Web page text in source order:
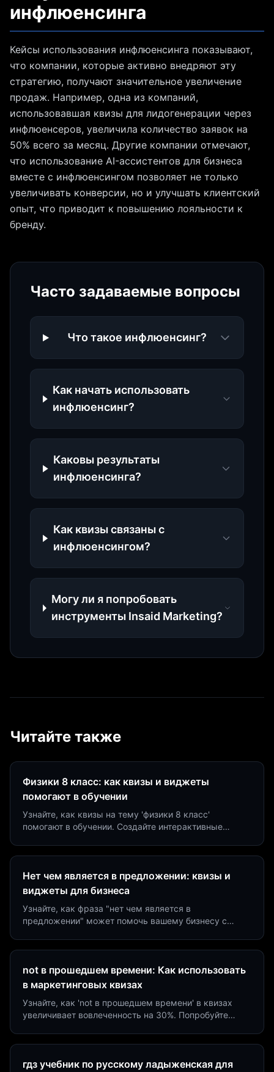
инфлюенсинга
Кейсы использования инфлюенсинга показывают,
что компании, которые активно внедряют эту
стратегию, получают значительное увеличение
продаж. Например, одна из компаний,
использовавшая квизы для лидогенерации через
инфлюенсеров, увеличила количество заявок на
50% всего за месяц. Другие компании отмечают,
что использование AI-ассистентов для бизнеса
вместе с инфлюенсингом позволяет не только
увеличивать конверсии, но и улучшать клиентский
опыт, что приводит к повышению лояльности к
бренду.
Часто задаваемые вопросы
Что такое инфлюенсинг?
Как начать использовать
инфлюенсинг?
Каковы результаты
инфлюенсинга?
Как квизы связаны с
инфлюенсингом?
Могу ли я попробовать
инструменты Insaid Marketing?
Читайте также
Физики 8 класс: как квизы и виджеты
помогают в обучении
Узнайте, как квизы на тему 'физики 8 класс'
помогают в обучении. Создайте интерактивные
Нет чем является в предложении: квизы и
виджеты для бизнеса
Узнайте, как фраза "нет чем является в
предложении" может помочь вашему бизнесу с
not в прошедшем времени: Как использовать
в маркетинговых квизах
Узнайте, как 'not в прошедшем времени' в квизах
увеличивает вовлеченность на 30%. Попробуйте
гдз учебник по русскому ладыженская для